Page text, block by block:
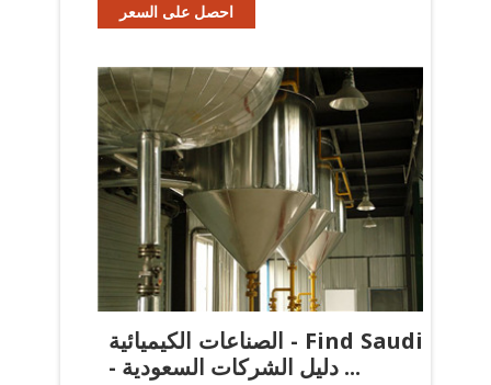
احصل على السعر
الصناعات الكيميائية - Find Saudi
- دليل الشركات السعودية ...